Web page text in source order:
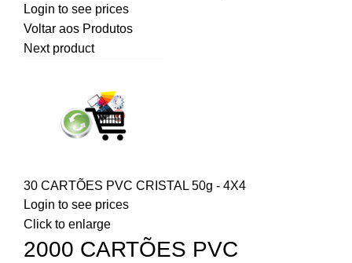
Login to see prices
Voltar aos Produtos
Next product
30 CARTÕES PVC CRISTAL 50g - 4X4
Login to see prices
Click to enlarge
2000 CARTÕES PVC